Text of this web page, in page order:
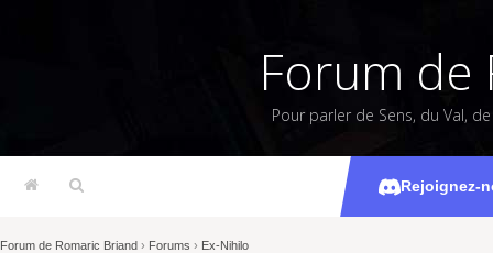
Forum de
Pour parler de Sens, du Val,
Rejoignez-
Monse -
Forum de Romaric Briand › Forums › Ex-Nihilo